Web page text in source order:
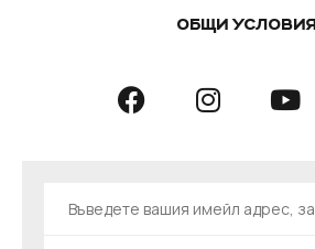
ОБЩИ УСЛОВИЯ